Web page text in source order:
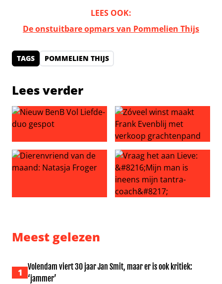
LEES OOK:
De onstuitbare opmars van Pommelien Thijs
TAGS POMMELIEN THIJS
Lees verder
Nieuw BenB Vol Liefde-duo gespotZóveel winst maakt Frank
Meest gelezen
1
Volendam viert 30 jaar Jan Smit, maar er is ook kritiek:
‘jammer’